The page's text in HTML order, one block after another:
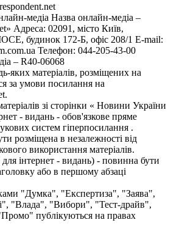
медіа Назва онлайн-медіа –
Адреса: 02091, місто Київ,
будинок 172-Б, офіс 208/1 E-mail:
Телефон: 044-205-43-00
– R40-06068
яких матеріалів, розміщених на
за умови посилання на
зі сторінки « Новини України
- видань - обов'язкове пряме
систем гіперпосилання .
розміщена в незалежності від
використання матеріалів.
інтернет - видань) - повинна бути
або в першому абзаці
"Думка", "Експертиза", "Заява",
"Влада", "Вибори", "Тест-драйв",
публікуються на правах